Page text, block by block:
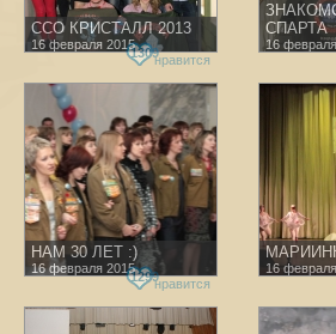
ССО КРИСТАЛЛ 2013
16 февраля 2015
1309нравится
СПАРТА
16
НАМ 30 ЛЕТ :)
16 февраля 2015
1299нравится
16